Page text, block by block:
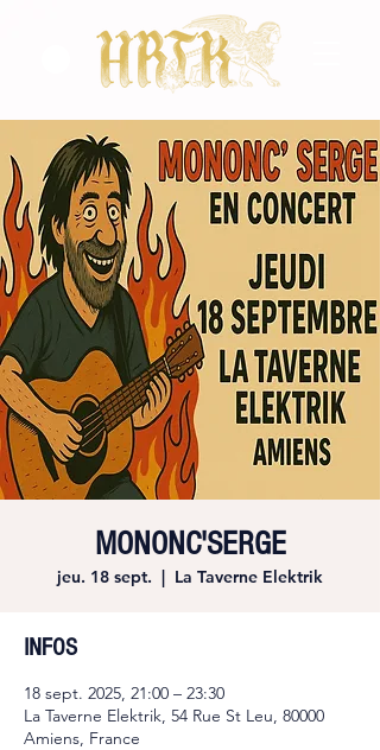
MONONC'SERGE
jeu. 18 sept.
  |
La Taverne Elektrik
INFOS
18 sept. 2025, 21:00 – 23:30
La Taverne Elektrik, 54 Rue St Leu, 80000
Amiens, France